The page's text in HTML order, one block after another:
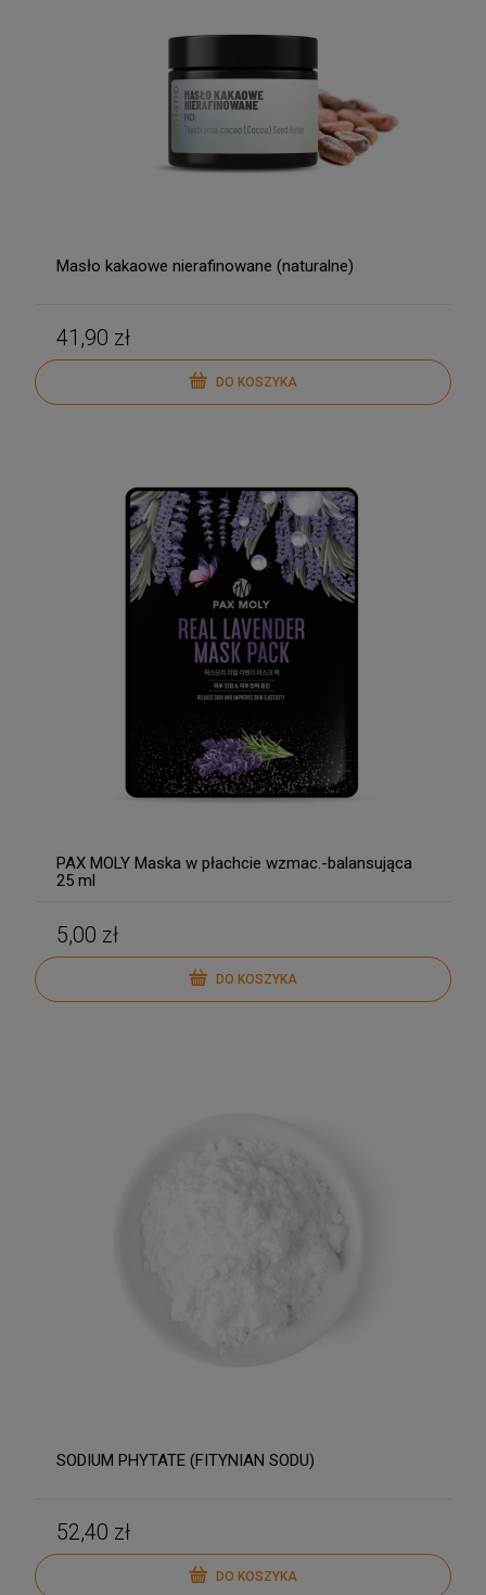
Masło kakaowe nierafinowane (naturalne)
41,90 zł
DO KOSZYKA
PAX MOLY Maska w płachcie wzmac.-balansująca
25 ml
5,00 zł
DO KOSZYKA
SODIUM PHYTATE (FITYNIAN SODU)
52,40 zł
DO KOSZYKA